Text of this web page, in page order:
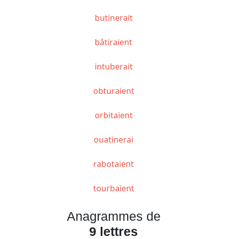
butinerait
bâtiraient
intuberait
obturaient
orbitaient
ouatinerai
rabotaient
tourbaient
Anagrammes de
9 lettres